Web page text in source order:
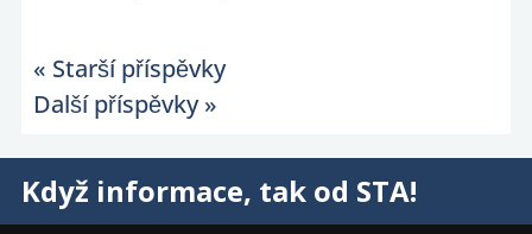
« Starší příspěvky
Další příspěvky »
Když informace, tak od STA!